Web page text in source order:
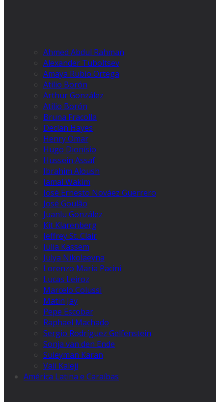
Ahmed Abdul Rahman
Alexander Tuboltsev
Amaya Rubio Ortega
Atilio Borón
Arthur González
Atilio Borón
Bruna Fracolla
Declan Hayes
Henry Omar
Hugo Dionísio
Hussein Assaf
Ibrahim Aloush
Jamal Wakim
José Ernesto Nováez Guerrero
José Goulão
Juanlu González
Kit Klarenberg
Jeffrey St. Clair
Julia Kassem
Julya Nikolaevna
Lorenzo Maria Pacini
Lucas Leiroz
Marcelo Colussi
Matin Jay
Pepe Escobar
Raphael Machado
Sergio Rodríguez Gelfenstein
Sonja van den Ende
Suleyman Karan
Vali Kaleji
América Latina e Caraíbas